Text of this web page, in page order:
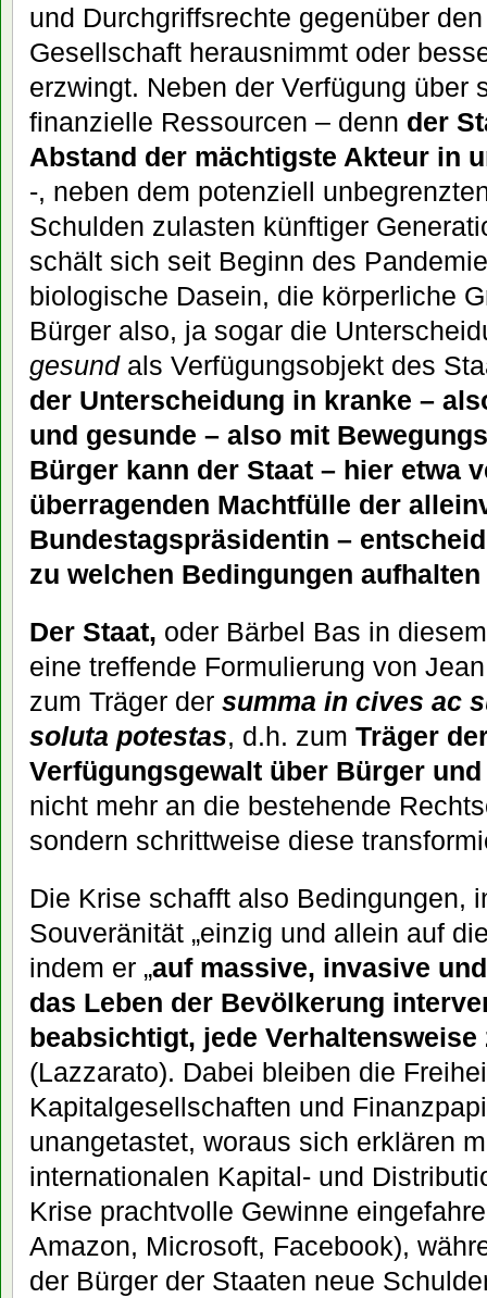
und Durchgriffsrechte gegenüber
Gesellschaft herausnimmt oder
erzwingt. Neben der Verfügung über
finanzielle Ressourcen – denn der
Abstand der mächtigste Akteur in
-, neben dem potenziell
Schulden zulasten künftiger
schält sich seit Beginn des
biologische Dasein, die körperliche
Bürger also, ja sogar die
gesundals Verfügungsobjekt des
der Unterscheidung in kranke –
und gesunde – also mit
Bürger kann der Staat – hier etwa
überragenden Machtfülle der
Bundestagspräsidentin –
zu welchen Bedingungen
Der Staat, oder Bärbel Bas in
eine treffende Formulierung von
zum Träger der summa in cives ac
soluta potestas, d.h. zum Träger
Verfügungsgewalt über Bürger
nicht mehr an die bestehende
sondern schrittweise diese
Die Krise schafft also Bedingungen,
Souveränität „einzig und allein auf
indem er „auf massive, invasive
das Leben der Bevölkerung
beabsichtigt, jede Verhaltensweise
(Lazzarato). Dabei bleiben die
Kapitalgesellschaften und
unangetastet, woraus sich erklären
internationalen Kapital- und
Krise prachtvolle Gewinne
Amazon, Microsoft, Facebook),
der Bürger der Staaten neue